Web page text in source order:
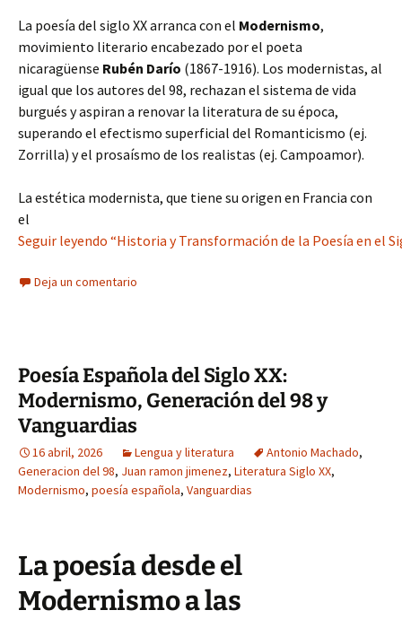
La poesía del siglo XX arranca con el Modernismo,
movimiento literario encabezado por el poeta
nicaragüense Rubén Darío (1867-1916). Los modernistas, al
igual que los autores del 98, rechazan el sistema de vida
burgués y aspiran a renovar la literatura de su época,
superando el efectismo superficial del Romanticismo (ej.
Zorrilla) y el prosaísmo de los realistas (ej. Campoamor).
La estética modernista, que tiene su origen en Francia con
el
Seguir leyendo “Historia y Transformación de la Poesía en el
Deja un comentario
Poesía Española del Siglo XX:
Modernismo, Generación del 98 y
Vanguardias
16 abril, 2026 Lengua y literatura Antonio Machado,
Generacion del 98, Juan ramon jimenez, Literatura Siglo XX,
Modernismo, poesía española, Vanguardias
La poesía desde el
Modernismo a las